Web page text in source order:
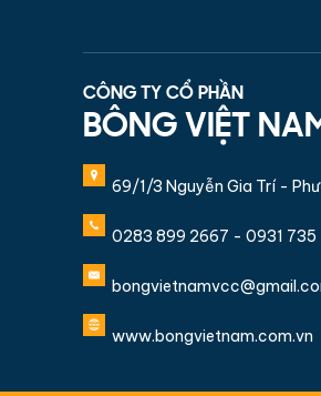
CÔNG TY CỔ PHẦN
BÔNG VIỆT
69/1/3 Nguyễn Gia Trí -
0283 899 2667 - 0931 735
www.bongvietnam.com.vn